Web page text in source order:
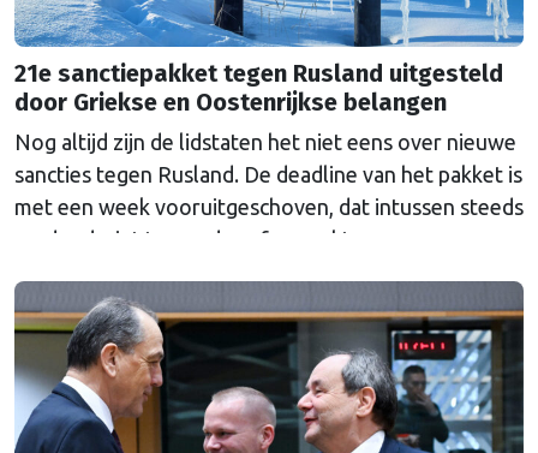
21e sanctiepakket tegen Rusland uitgesteld
door Griekse en Oostenrijkse belangen
Nog altijd zijn de lidstaten het niet eens over nieuwe
sancties tegen Rusland. De deadline van het pakket is
met een week vooruitgeschoven, dat intussen steeds
verder dreigt te worden afgezwakt.